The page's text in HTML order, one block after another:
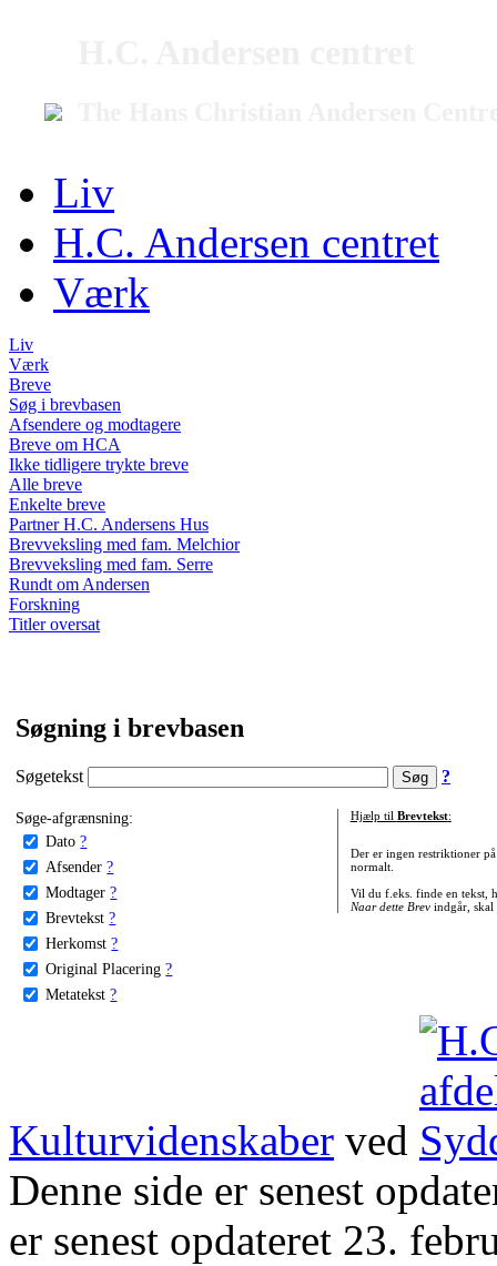
Liv
H.C. Andersen centret
Værk
Liv
Værk
Breve
Søg i brevbasen
Afsendere og modtagere
Breve om HCA
Ikke tidligere trykte breve
Alle breve
Enkelte breve
Partner H.C. Andersens Hus
Brevveksling med fam. Melchior
Brevveksling med fam. Serre
Rundt om Andersen
Forskning
Titler oversat
Søgning i brevbasen
Søgetekst ?
Søge-afgrænsning:
Dato ?
Afsender ?
Modtager ?
Brevtekst ?
Herkomst ?
Original Placering ?
Metatekst ?
Hjælp til Brevtekst:
Der er ingen restriktioner
normalt.
Vil du f.eks. finde en tekst,
Naar dette Brevindgår, skal
Kulturvidenskaber ved
Denne side er senest
er senest opdateret 23.